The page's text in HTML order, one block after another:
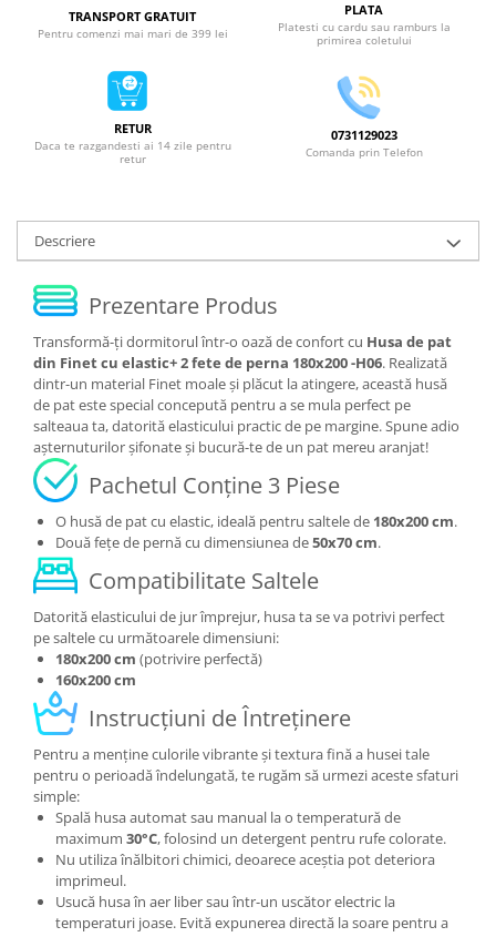
TRANSPORT GRATUIT
Pentru comenzi mai mari de 399 lei
PLATA
Platesti cu cardu sau ramburs la
primirea coletului
RETUR
Daca te razgandesti ai 14 zile pentru
retur
0731129023
Comanda prin Telefon
Descriere
Prezentare Produs
Transformă-ți dormitorul într-o oază de confort cu Husa de pat
din Finet cu elastic+ 2 fete de perna 180x200 -H06. Realizată
dintr-un material Finet moale și plăcut la atingere, această husă
de pat este special concepută pentru a se mula perfect pe
salteaua ta, datorită elasticului practic de pe margine. Spune adio
așternuturilor șifonate și bucură-te de un pat mereu aranjat!
Pachetul Conține 3 Piese
O husă de pat cu elastic, ideală pentru saltele de 180x200 cm.
Două fețe de pernă cu dimensiunea de50x70 cm.
Compatibilitate Saltele
Datorită elasticului de jur împrejur, husa ta se va potrivi perfect
pe saltele cu următoarele dimensiuni:
180x200 cm (potrivire perfectă)
160x200 cm
Instrucțiuni de Întreținere
Pentru a menține culorile vibrante și textura fină a husei tale
pentru o perioadă îndelungată, te rugăm să urmezi aceste sfaturi
simple:
Spală husa automat sau manual la o temperatură de
maximum 30°C, folosind un detergent pentru rufe colorate.
Nu utiliza înălbitori chimici, deoarece aceștia pot deteriora
imprimeul.
Usucă husa în aer liber sau într-un uscător electric la
temperaturi joase. Evită expunerea directă la soare pentru a